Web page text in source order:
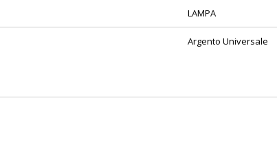
LAMPA
Argento Universale